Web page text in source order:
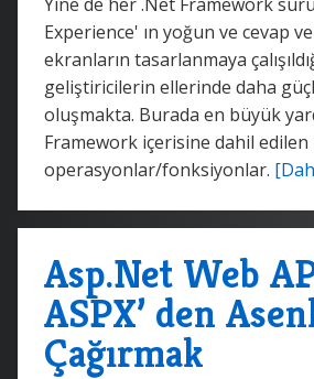
Experience' ın yoğun ve cevap
ekranların tasarlanmaya
geliştiricilerin ellerinde daha
oluşmakta. Burada en büyük
Framework içerisine dahil
operasyonlar/fonksiyonlar.
Asp.Net Web
ASPX’ den
Çağırmak